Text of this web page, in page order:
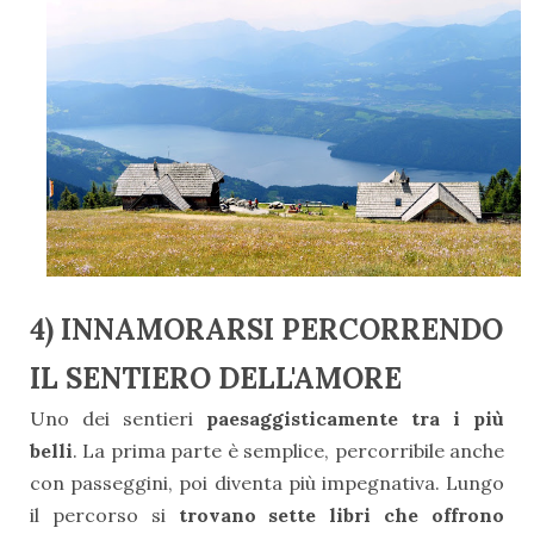
4) INNAMORARSI PERCORRENDO
IL SENTIERO DELL'AMORE
Uno dei sentieri paesaggisticamente tra i più
belli. La prima parte è semplice, percorribile anche
con passeggini, poi diventa più impegnativa. Lungo
il percorso si
trovano sette libri che offrono